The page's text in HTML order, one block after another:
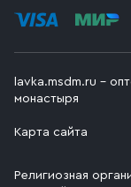
lavka.msdm.ru –
монастыря
Карта сайта
Религиозная